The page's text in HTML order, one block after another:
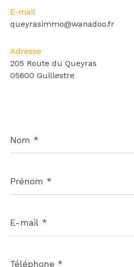
E-mail
queyrasimmo@wanadoo.fr
Adresse
205 Route du Queyras
05600 Guillestre
*
*
mail
*
*